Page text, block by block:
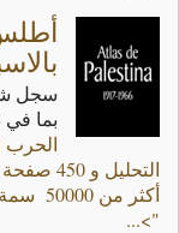
سجل
بما في ذلك
أكثر من 50000 سمة. باللغة الاسبانية
">...